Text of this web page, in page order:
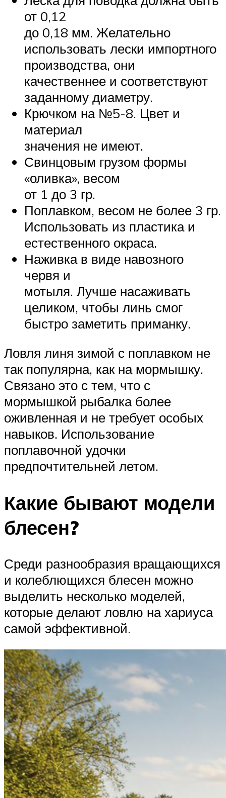
от 0,12
до 0,18 мм. Желательно
использовать лески импортного
производства, они
качественнее и соответствуют
заданному диаметру.
Крючком на №5-8. Цвет и
материал
значения не имеют.
Свинцовым грузом формы
«оливка», весом
от 1 до 3 гр.
Поплавком, весом не более 3 гр.
Использовать из пластика и
естественного окраса.
Наживка в виде навозного
червя и
мотыля. Лучше насаживать
целиком, чтобы линь смог
быстро заметить приманку.
Ловля линя зимой с поплавком не
так популярна, как на мормышку.
Связано это с тем, что с
мормышкой рыбалка более
оживленная и не требует особых
навыков. Использование
поплавочной удочки
предпочтительней летом.
Какие бывают модели
блесен?
Среди разнообразия вращающихся
и колеблющихся блесен можно
выделить несколько моделей,
которые делают ловлю на хариуса
самой эффективной.